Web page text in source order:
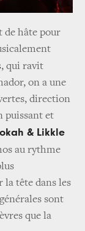
de hâte pour
, qui ravit
on a une
direction
puissant et
& Likkle
au rythme
la tête dans les
sont
que la